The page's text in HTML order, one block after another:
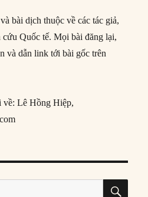
bài dịch thuộc về các tác giả,
Quốc tế. Mọi bài đăng lại,
và dẫn link tới bài gốc trên
Lê Hồng Hiệp,